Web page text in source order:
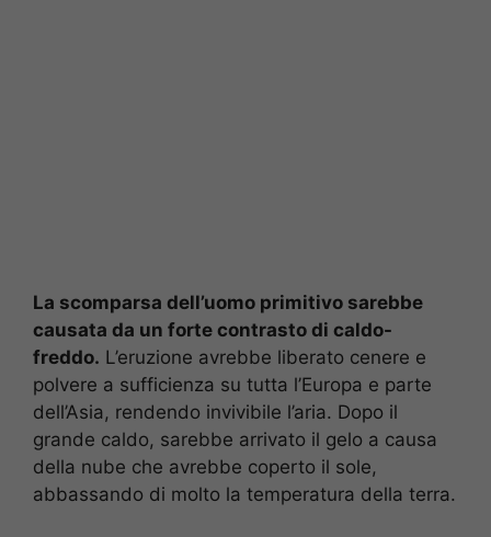
La scomparsa dell’uomo primitivo sarebbe
causata da un forte contrasto di caldo-
freddo. L’eruzione avrebbe liberato cenere e
polvere a sufficienza su tutta l’Europa e parte
dell’Asia, rendendo invivibile l’aria. Dopo il
grande caldo, sarebbe arrivato il gelo a causa
della nube che avrebbe coperto il sole,
abbassando di molto la temperatura della terra.